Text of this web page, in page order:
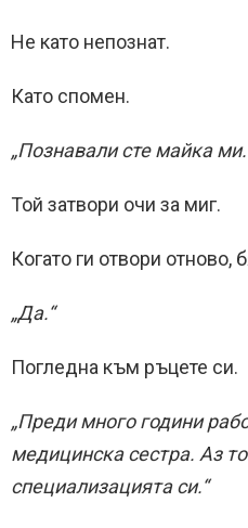
Не като непознат.
Като спомен.
„Познавали сте майка
Той затвори очи за миг.
Когато ги отвори отново,
„Да.“
Погледна към ръцете си.
„Преди много години
медицинска сестра. Аз
специализацията си.“